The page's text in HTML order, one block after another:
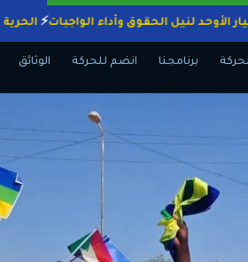
المعيار الأوحد لنيل الحقوق وأداء الواجبات
برنامجنا انضم للحركة الوثائق